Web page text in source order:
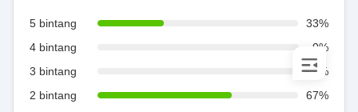
5 bintang
33%
4 bintang
0%
3 bintang
0%
2 bintang
67%